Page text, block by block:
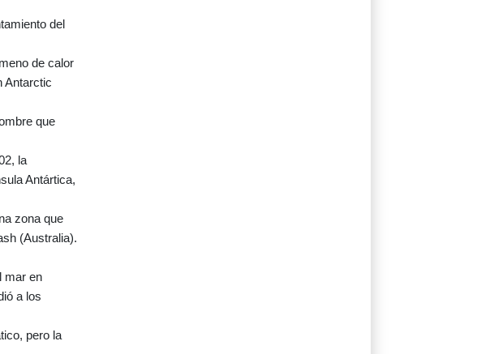
del
de calor
Antarctic
que
la
Antártica,
zona que
(Australia).
mar en
a los
pero la